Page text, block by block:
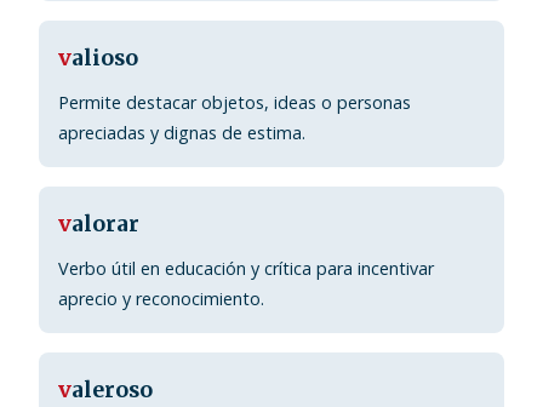
valioso
Permite destacar objetos, ideas o personas
apreciadas y dignas de estima.
valorar
Verbo útil en educación y crítica para incentivar
aprecio y reconocimiento.
valeroso